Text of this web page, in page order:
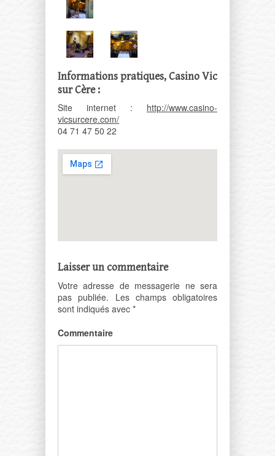
Informations pratiques, Casino Vic
sur Cère :
Site internet : http://www.casino-
vicsurcere.com/
04 71 47 50 22
Laisser un commentaire
Votre adresse de messagerie ne sera
pas publiée. Les champs obligatoires
sont indiqués avec *
Commentaire